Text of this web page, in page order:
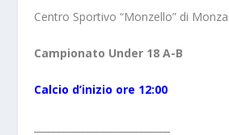
Centro Sportivo “Monzello” di Monza
Campionato Under 18 A-B
Calcio d’inizio ore 12:00